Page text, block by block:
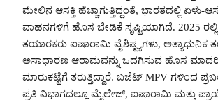
ಮೇಲಿನ ಆಸಕ್ತಿ ಹೆಚ್ಚಾಗುತ್ತಿದ್ದಂತೆ, ಭಾರತದಲ್ಲಿ ಏಳು-
ವಾಹನಗಳಿಗೆ ಹೊಸ ಬೇಡಿಕೆ ಸೃಷ್ಟಿಯಾಗಿದೆ. 2025
ತಯಾರಕರು ಐಷಾರಾಮಿ ವೈಶಿಷ್ಟ್ಯಗಳು, ಅತ್ಯಾಧುನಿಕ
ಅಸಾಧಾರಣ ಆರಾಮವನ್ನು ಒದಗಿಸುವ ಹೊಸ
ಮಾರುಕಟ್ಟೆಗೆ ತರುತ್ತಿದ್ದಾರೆ. ಬಜೆಟ್ MPV ಗಳಿಂದ
ಪ್ರತಿ ವಿಭಾಗದಲ್ಲೂ ಮೈಲೇಜ್, ಐಷಾರಾಮಿ ಮತ್ತು